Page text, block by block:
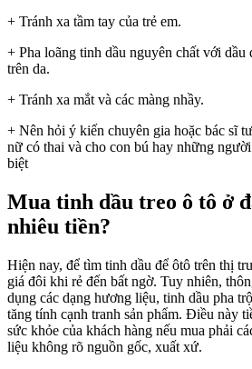
+ Tránh xa tầm tay của trẻ em.
+ Pha loãng tinh dầu nguyên chất với
trên da.
+ Tránh xa mắt và các màng nhầy.
+ Nên hỏi ý kiến chuyên gia hoặc bác sĩ
nữ có thai và cho con bú hay những
biệt
Mua tinh dầu treo ô tô ở
nhiêu tiền?
Hiện nay, để tìm tinh dầu để ôtô trên thị
giá đôi khi rẻ đến bất ngờ. Tuy nhiên,
dụng các dạng hương liệu, tinh dầu pha
tăng tính cạnh tranh sản phẩm. Điều này
sức khỏe của khách hàng nếu mua phải
liệu không rõ nguồn gốc, xuất xứ.